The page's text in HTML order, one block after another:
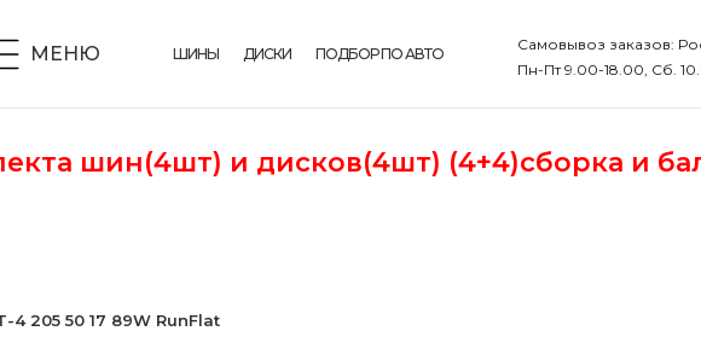
МЕНЮ ШИНЫ ДИСКИ ПОДБОР ПО АВТО
Самовывоз заказов:
Пн-Пт 9.00-18.00, Сб.
шин(4шт) и дисков(4шт) (4+4)сборка и
4 205 50 17 89W RunFlat